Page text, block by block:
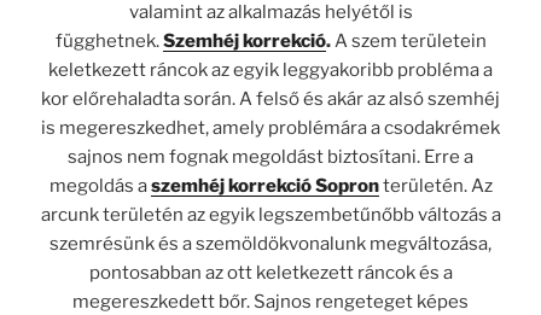
valamint az alkalmazás helyétől is
függhetnek.Szemhéj korrekció.A szem területein
keletkezett ráncok az egyik leggyakoribb probléma a
kor előrehaladta során. A felső és akár az alsó szemhéj
is megereszkedhet, amely problémára a csodakrémek
sajnos nem fognak megoldást biztosítani. Erre a
megoldás aszemhéj korrekció Sopronterületén. Az
arcunk területén az egyik legszembetűnőbb változás a
szemrésünk és a szemöldökvonalunk megváltozása,
pontosabban az ott keletkezett ráncok és a
megereszkedett bőr. Sajnos rengeteget képes